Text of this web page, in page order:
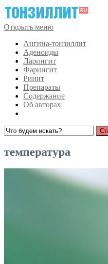
Открыть меню
Ангина-тонзиллит
Аденоиды
Ларингит
Фарингит
Ринит
Препараты
Содержание
Об авторах
температура